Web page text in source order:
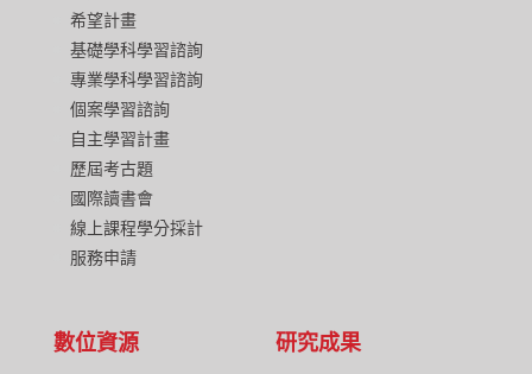
希望計畫
基礎學科學習諮詢
專業學科學習諮詢
個案學習諮詢
自主學習計畫
歷屆考古題
國際讀書會
線上課程學分採計
服務申請
數位資源 研究成果